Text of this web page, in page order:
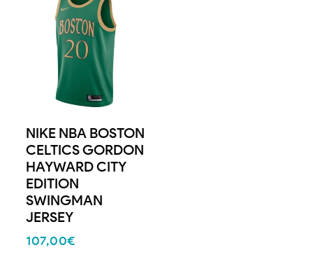
NIKE NBA BOSTON
CELTICS GORDON
HAYWARD CITY
EDITION
SWINGMAN
JERSEY
107,00€